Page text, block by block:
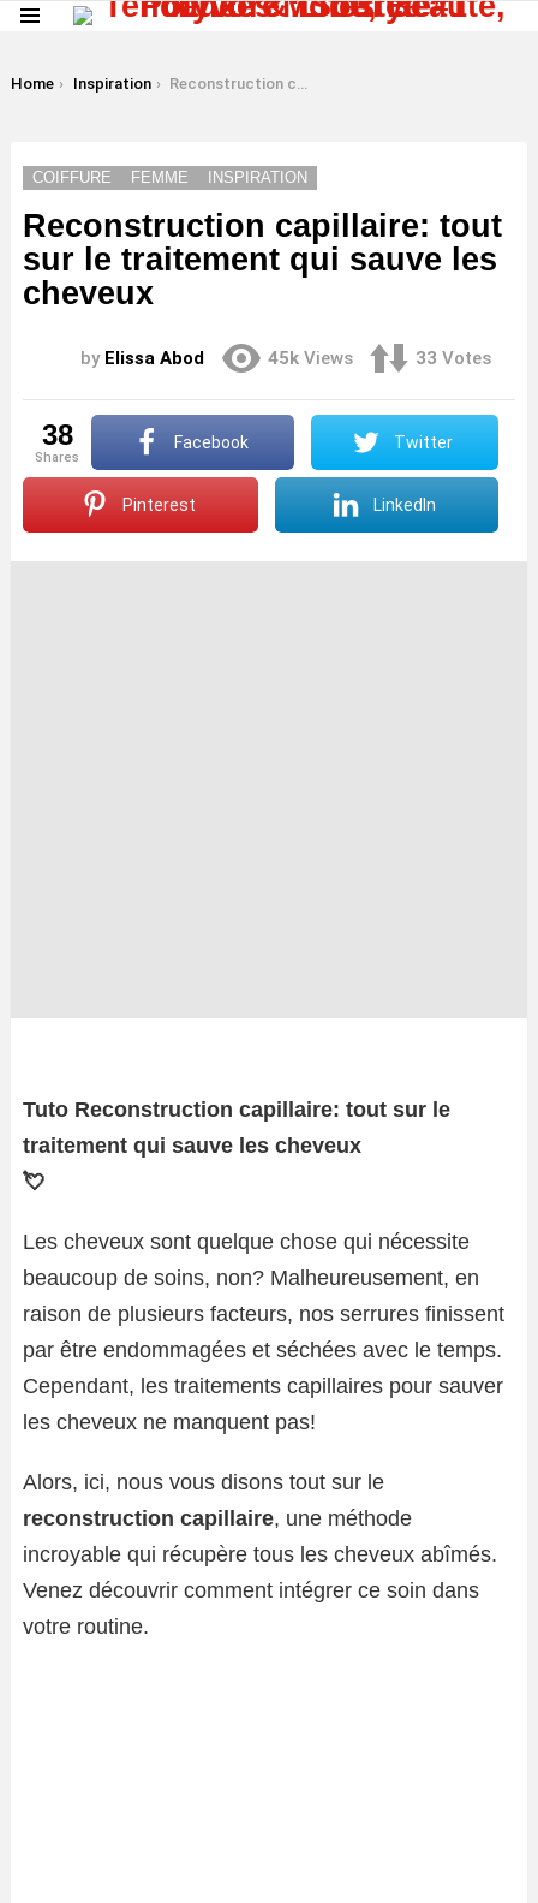
You are here:
Home Inspiration Reconstruction capillaire: tout sur le traitement qui sauve les cheveux
COIFFURE FEMME INSPIRATION
Reconstruction capillaire: tout
sur le traitement qui sauve les
cheveux
by Elissa Abod 45k Views 33 Votes
38
shares
Facebook Twitter
Pinterest LinkedIn
Tuto Reconstruction capillaire: tout sur le
traitement qui sauve les cheveux
💘
Les cheveux sont quelque chose qui nécessite
beaucoup de soins, non? Malheureusement, en
raison de plusieurs facteurs, nos serrures finissent
par être endommagées et séchées avec le temps.
Cependant, les traitements capillaires pour sauver
les cheveux ne manquent pas!
Alors, ici, nous vous disons tout sur le
reconstruction capillaire, une méthode
incroyable qui récupère tous les cheveux abîmés.
Venez découvrir comment intégrer ce soin dans
votre routine.